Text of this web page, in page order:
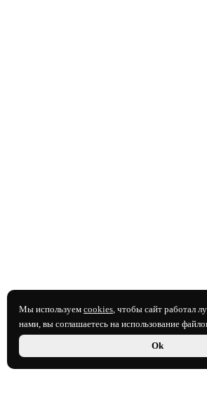
Мы используем cookies, чтобы сайт работал
нами, вы соглашаетесь на использование
Ok